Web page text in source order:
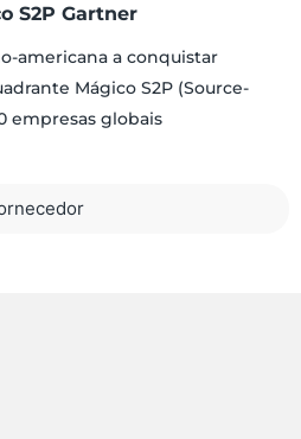
S2P Gartner
americana a conquistar
Mágico S2P (Source-
empresas globais